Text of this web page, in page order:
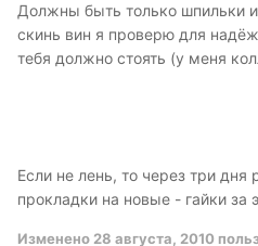
Должны быть только шпильки
скинь вин я проверю для
тебя должно стоять (у меня
Если не лень, то через три дня
прокладки на новые - гайки за
Изменено 28 августа, 2010